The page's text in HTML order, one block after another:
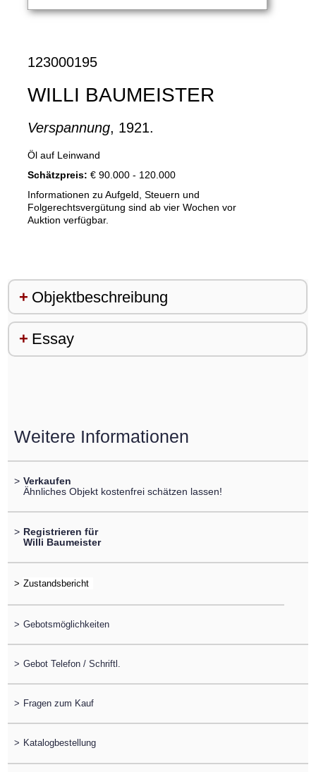
123000195
WILLI BAUMEISTER
Verspannung, 1921.
Öl auf Leinwand
Schätzpreis: € 90.000 - 120.000
Informationen zu Aufgeld, Steuern und
Folgerechtsvergütung sind ab vier Wochen vor
Auktion verfügbar.
Objektbeschreibung
Essay
Weitere Informationen
> Verkaufen
Ähnliches Objekt kostenfrei schätzen lassen!
> Registrieren für
Willi Baumeister
>
> Gebotsmöglichkeiten
> Gebot Telefon / Schriftl.
> Fragen zum Kauf
> Katalogbestellung